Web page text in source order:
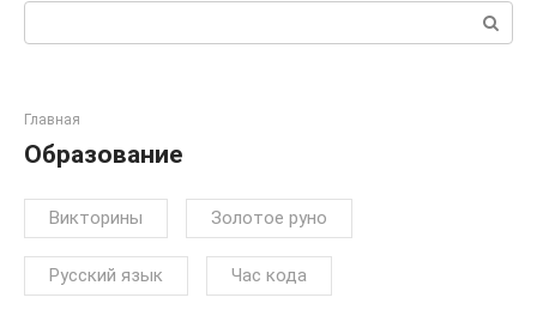
Поиск:
Главная
Образование
Викторины Золотое руно
Русский язык Час кода